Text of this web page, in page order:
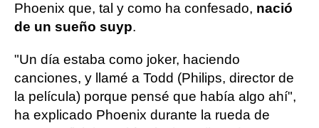
Phoenix que, tal y como ha confesado, nació
de un sueño suyp.
"Un día estaba como joker, haciendo
canciones, y llamé a Todd (Philips, director de
la película) porque pensé que había algo ahí",
ha explicado Phoenix durante la rueda de